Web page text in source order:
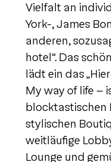
Vielfalt an
York-, James
anderen,
hotel“. Das
lädt ein das
My way of life –
blocktastischen
stylischen
weitläufige
Lounge und